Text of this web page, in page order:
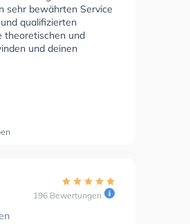
sehr bewährten Service
qualifizierten
theoretischen und
und deinen
196 Bewertungen